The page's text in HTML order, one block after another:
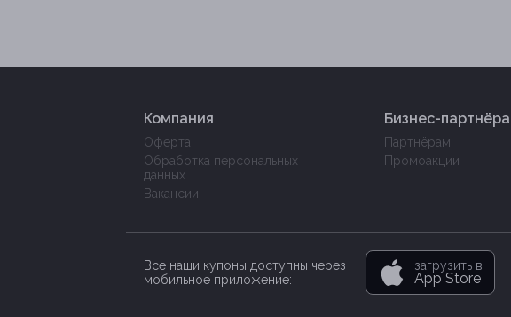
Компания
Оферта
Обработка персональных
данных
Вакансии
Бизнес-
Партнёрам
Промоакции
Все наши купоны доступны через
мобильное приложение:
загрузить в
App Store